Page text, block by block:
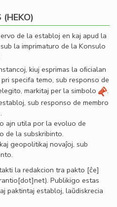
(HEKO)
de la establoj en kaj apud la
la imprimaturo de la Konsulo
kiuj esprimas la oﬁcialan
specifa temo, sub responso de
markitaj per la simbolo
.
sub responso de membro
ajn utila por la evoluo de
de la subskribinto.
geopolitikaj novaĵoj, sub
la redakcion tra pakto [ĉe]
. Publikigo estas
paktintaj establoj, laŭdiskrecia